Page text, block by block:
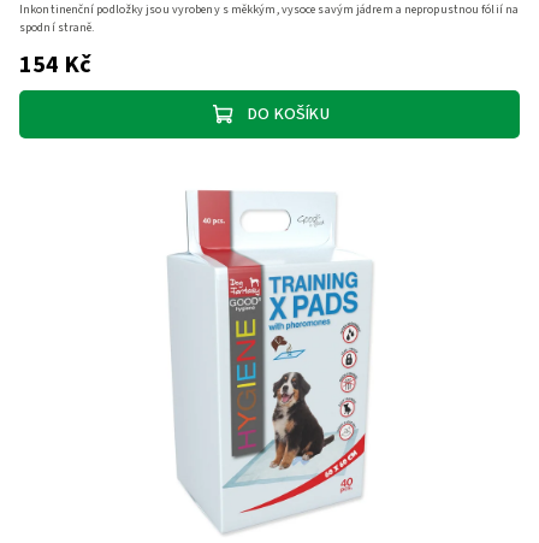
154 Kč
DO KOŠÍKU
Inkontinenční podložky jsou vyrobeny s měkkým, vysoce savým jádrem a nepropustnou fólií na
spodní straně.